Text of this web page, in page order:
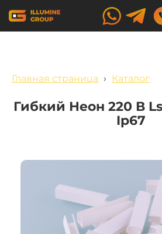
Главная страница › Каталог
Гибкий Неон 220 В
Ip67